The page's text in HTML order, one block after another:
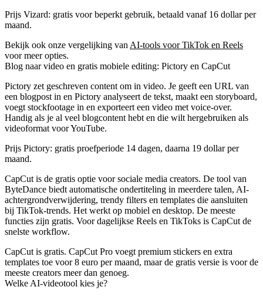
Prijs Vizard: gratis voor beperkt gebruik, betaald vanaf 16 dollar per
maand.
Bekijk ook onze vergelijking van AI-tools voor TikTok en Reels
voor meer opties.
Blog naar video en gratis mobiele editing: Pictory en CapCut
Pictory zet geschreven content om in video. Je geeft een URL van
een blogpost in en Pictory analyseert de tekst, maakt een storyboard,
voegt stockfootage in en exporteert een video met voice-over.
Handig als je al veel blogcontent hebt en die wilt hergebruiken als
videoformat voor YouTube.
Prijs Pictory: gratis proefperiode 14 dagen, daarna 19 dollar per
maand.
CapCut is de gratis optie voor sociale media creators. De tool van
ByteDance biedt automatische ondertiteling in meerdere talen, AI-
achtergrondverwijdering, trendy filters en templates die aansluiten
bij TikTok-trends. Het werkt op mobiel en desktop. De meeste
functies zijn gratis. Voor dagelijkse Reels en TikToks is CapCut de
snelste workflow.
CapCut is gratis. CapCut Pro voegt premium stickers en extra
templates toe voor 8 euro per maand, maar de gratis versie is voor de
meeste creators meer dan genoeg.
Welke AI-videotool kies je?